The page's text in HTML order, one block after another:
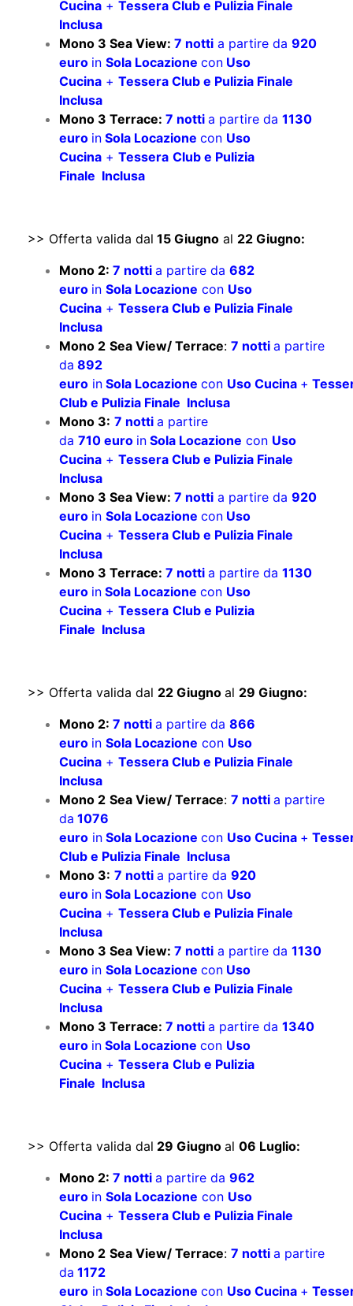
Cucina + Tessera Club e Pulizia Finale
Inclusa
Mono 3 Sea View: 7 notti a partire da 920
euro in Sola Locazione con Uso
Cucina + Tessera Club e Pulizia Finale
Inclusa
Mono 3 Terrace: 7 notti a partire da 1130
euro in Sola Locazione con Uso
Cucina + Tessera Club e Pulizia
Finale Inclusa
>> Offerta valida dal 15 Giugno al 22 Giugno:
Mono 2: 7 notti a partire da 682
euro in Sola Locazione con Uso
Cucina + Tessera Club e Pulizia Finale
Inclusa
Mono 2 Sea View/ Terrace: 7 notti a partire
da 892
euro in Sola Locazione con Uso Cucina +
Club e Pulizia Finale Inclusa
Mono 3: 7 notti a partire
da 710 euro in Sola Locazione con Uso
Cucina + Tessera Club e Pulizia Finale
Inclusa
Mono 3 Sea View: 7 notti a partire da 920
euro in Sola Locazione con Uso
Cucina + Tessera Club e Pulizia Finale
Inclusa
Mono 3 Terrace: 7 notti a partire da 1130
euro in Sola Locazione con Uso
Cucina + Tessera Club e Pulizia
Finale Inclusa
>> Offerta valida dal 22 Giugno al 29 Giugno:
Mono 2: 7 notti a partire da 866
euro in Sola Locazione con Uso
Cucina + Tessera Club e Pulizia Finale
Inclusa
Mono 2 Sea View/ Terrace: 7 notti a partire
da 1076
euro in Sola Locazione con Uso Cucina +
Club e Pulizia Finale Inclusa
Mono 3: 7 notti a partire da 920
euro in Sola Locazione con Uso
Cucina + Tessera Club e Pulizia Finale
Inclusa
Mono 3 Sea View: 7 notti a partire da 1130
euro in Sola Locazione con Uso
Cucina + Tessera Club e Pulizia Finale
Inclusa
Mono 3 Terrace: 7 notti a partire da 1340
euro in Sola Locazione con Uso
Cucina + Tessera Club e Pulizia
Finale Inclusa
>> Offerta valida dal 29 Giugno al 06 Luglio:
Mono 2: 7 notti a partire da 962
euro in Sola Locazione con Uso
Cucina + Tessera Club e Pulizia Finale
Inclusa
Mono 2 Sea View/ Terrace: 7 notti a partire
da 1172
euro in Sola Locazione con Uso Cucina +